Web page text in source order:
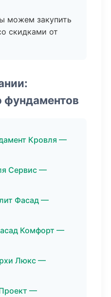
можем закупить
скидками от
фундаментов
Кровля —
Сервис —
Фасад —
Комфорт —
Люкс —
—